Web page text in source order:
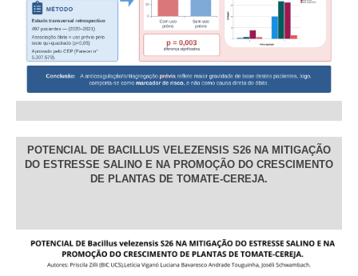
POTENCIAL DE BACILLUS VELEZENSIS S26 NA MITIGAÇÃO
DO ESTRESSE SALINO E NA PROMOÇÃO DO CRESCIMENTO
DE PLANTAS DE TOMATE-CEREJA.